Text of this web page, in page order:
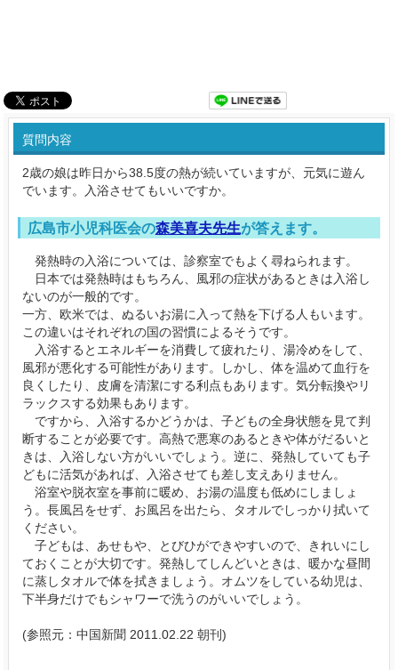
質問内容
2歳の娘は昨日から38.5度の熱が続いていますが、元気に遊ん
でいます。入浴させてもいいですか。
広島市小児科医会の森美喜夫先生が答えます。
発熱時の入浴については、診察室でもよく尋ねられます。
日本では発熱時はもちろん、風邪の症状があるときは入浴し
ないのが一般的です。
一方、欧米では、ぬるいお湯に入って熱を下げる人もいます。
この違いはそれぞれの国の習慣によるそうです。
入浴するとエネルギーを消費して疲れたり、湯冷めをして、
風邪が悪化する可能性があります。しかし、体を温めて血行を
良くしたり、皮膚を清潔にする利点もあります。気分転換やリ
ラックスする効果もあります。
ですから、入浴するかどうかは、子どもの全身状態を見て判
断することが必要です。高熱で悪寒のあるときや体がだるいと
きは、入浴しない方がいいでしょう。逆に、発熱していても子
どもに活気があれば、入浴させても差し支えありません。
浴室や脱衣室を事前に暖め、お湯の温度も低めにしましょ
う。長風呂をせず、お風呂を出たら、タオルでしっかり拭いて
ください。
子どもは、あせもや、とびひができやすいので、きれいにし
ておくことが大切です。発熱してしんどいときは、暖かな昼間
に蒸しタオルで体を拭きましょう。オムツをしている幼児は、
下半身だけでもシャワーで洗うのがいいでしょう。
(参照元：中国新聞 2011.02.22 朝刊)